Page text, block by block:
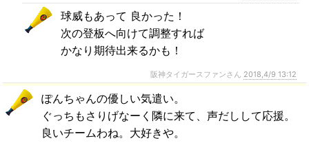
球威もあって 良かった！
次の登板へ向けて調整すれば
かなり期待出来るかも！
阪神タイガースファンさん 2018,4/9 13:12
ぽんちゃんの優しい気遣い。
ぐっちもさりげなーく隣に来て、声だしして応援。
良いチームわね。大好きや。